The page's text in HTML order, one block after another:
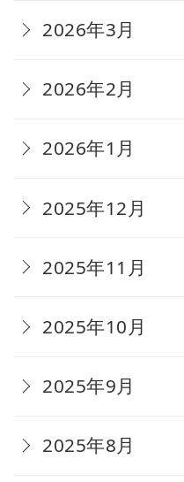
2026年3月
2026年2月
2026年1月
2025年12月
2025年11月
2025年10月
2025年9月
2025年8月